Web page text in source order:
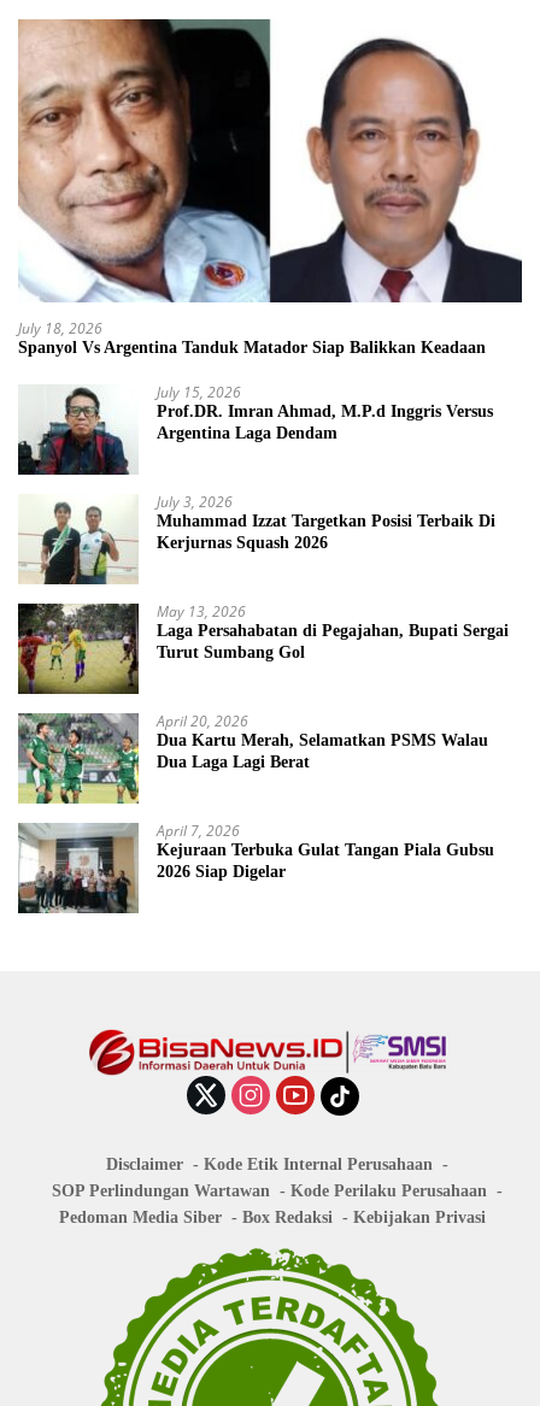
July 18, 2026
Spanyol Vs Argentina Tanduk Matador Siap Balikkan Keadaan
July 15, 2026
Prof.DR. Imran Ahmad, M.P.d Inggris Versus
Argentina Laga Dendam
July 3, 2026
Muhammad Izzat Targetkan Posisi Terbaik Di
Kerjurnas Squash 2026
May 13, 2026
Laga Persahabatan di Pegajahan, Bupati Sergai
Turut Sumbang Gol
April 20, 2026
Dua Kartu Merah, Selamatkan PSMS Walau
Dua Laga Lagi Berat
April 7, 2026
Kejuraan Terbuka Gulat Tangan Piala Gubsu
2026 Siap Digelar
Disclaimer
Kode Etik Internal Perusahaan
SOP Perlindungan Wartawan
Kode Perilaku Perusahaan
Pedoman Media Siber
Box Redaksi Kebijakan Privasi